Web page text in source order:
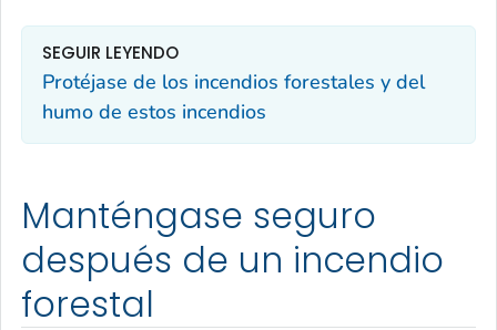
SEGUIR LEYENDO
Protéjase de los incendios forestales y del
humo de estos incendios
Manténgase seguro
después de un incendio
forestal